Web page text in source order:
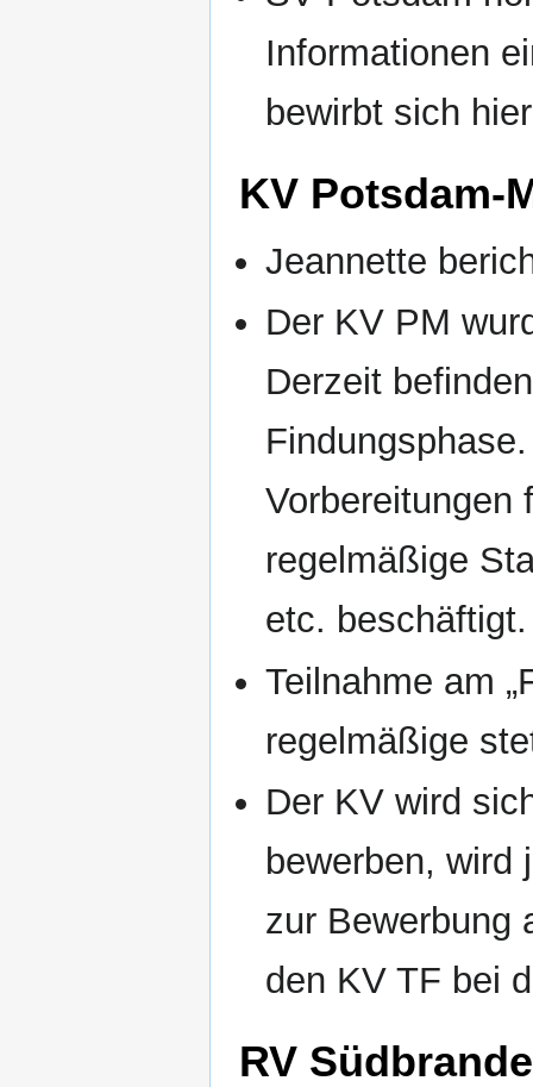
Informationen
bewirbt sich
KV Potsdam-
Jeannette
Der KV PM
Derzeit
Vorbereitungen
regelmäßige
etc. beschäftigt.
Teilnahme am
regelmäßige
Der KV wird
bewerben, wird
zur Bewerbung
den KV TF bei
RV